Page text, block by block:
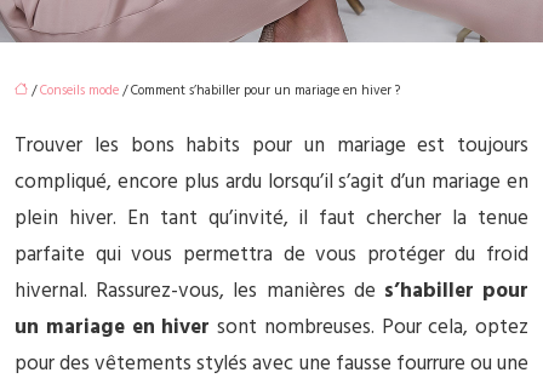
/Conseils mode/ Comment s’habiller pour un mariage en hiver ?
Trouver les bons habits pour un mariage est toujours
compliqué, encore plus ardu lorsqu’il s’agit d’un mariage en
plein hiver. En tant qu’invité, il faut chercher la tenue
parfaite qui vous permettra de vous protéger du froid
hivernal. Rassurez-vous, les manières de s’habiller pour
un mariage en hiver sont nombreuses. Pour cela, optez
pour des vêtements stylés avec une fausse fourrure ou une